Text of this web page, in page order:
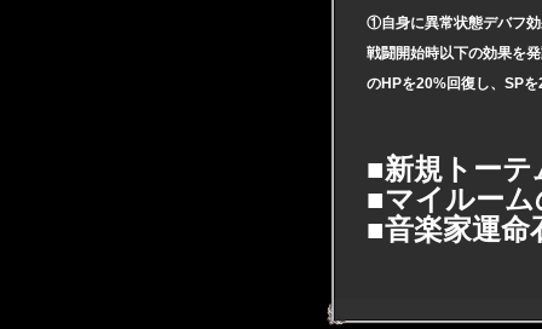
①自身に異常状態デバフ
戦闘開始時以下の効果を
のHPを20%回復し、SP
■新規トーテ
■マイルー
■音楽家運